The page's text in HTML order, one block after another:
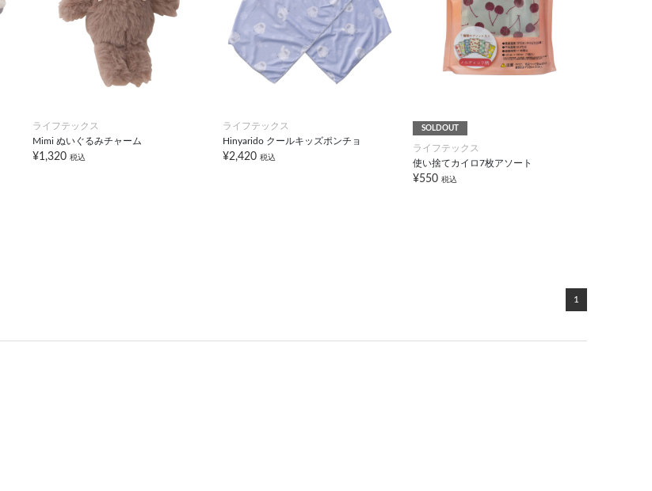
ライフテックス
Mimi ぬいぐるみチャーム
¥1,320 税込
ライフテックス
Hinyarido クールキッズポンチョ
¥2,420 税込
SOLDOUT
ライフテックス
使い捨てカイロ7枚アソート
¥550 税込
1